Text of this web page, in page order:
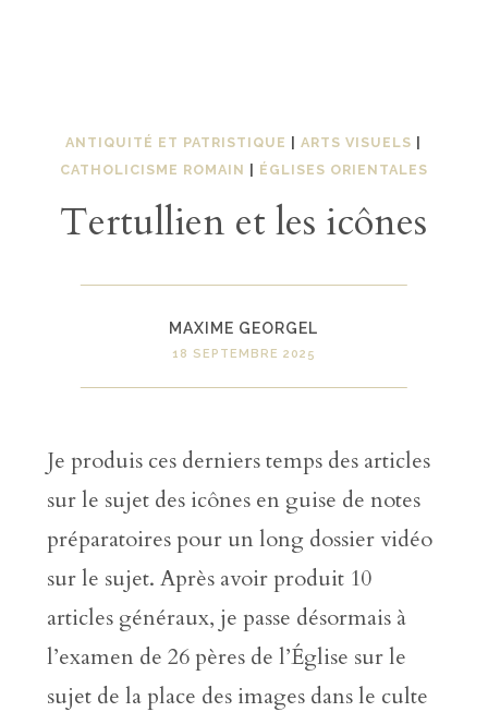
ANTIQUITÉ ET PATRISTIQUE |ARTS VISUELS
CATHOLICISME ROMAIN
ÉGLISES ORIENTALES
Tertullien et les icônes
MAXIME GEORGEL
18 SEPTEMBRE 2025
Je produis ces derniers temps des articles
sur le sujet des icônes en guise de notes
préparatoires pour un long dossier vidéo
sur le sujet. Après avoir produit 10
articles généraux, je passe désormais à
l’examen de 26 pères de l’Église sur le
sujet de la place des images dans le culte